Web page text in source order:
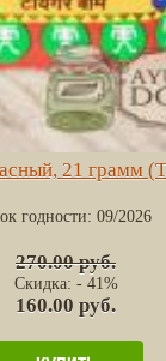
21 грамм
годности: 09/2026
270.00 руб.
Скидка: - 41%
160.00 руб.